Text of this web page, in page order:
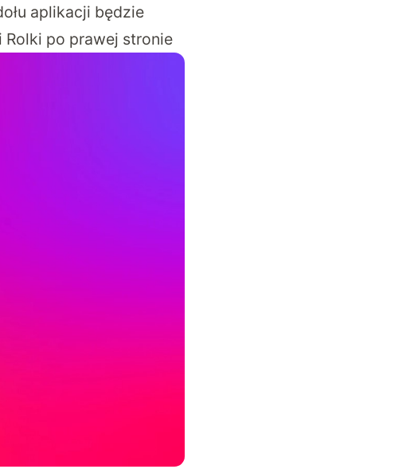
aplikacji będzie
po prawej stronie